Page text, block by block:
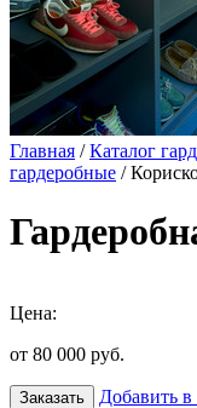
Главная /Каталог
гардеробные /
Цена:
от 80 000 руб.
Заказать Добавить в